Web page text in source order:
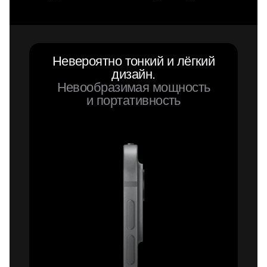
Невероятно тонкий и лёгкий
дизайн.
Невообразимая мощность
и портативность